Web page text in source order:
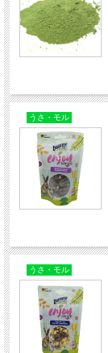
うさ・モル
うさ・モル